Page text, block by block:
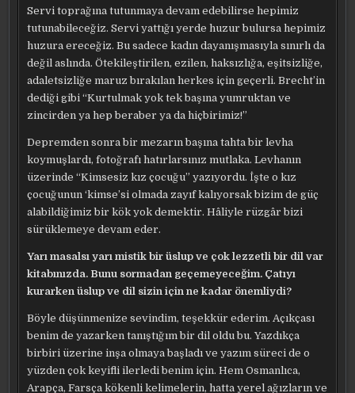
Servi toprağına tutunmaya devam edebilirse hepimiz
tutunabileceğiz. Servi yattığı yerde huzur bulursa hepimiz
huzura ereceğiz. Bu sadece kadın dayanışmasıyla sınırlı da
değil aslında. Ötekileştirilen, ezilen, haksızlığa, eşitsizliğe,
adaletsizliğe maruz bırakılan herkes için geçerli. Brecht’in
dediği gibi “Kurtulmak yok tek başına yumruktan ve
zincirden ya hep beraber ya da hiçbirimiz!”
Depremden sonra bir mezarın başına tahta bir levha
koymuşlardı, fotoğrafı hatırlarsınız mutlaka. Levhanın
üzerinde “Kimsesiz kız çocuğu” yazıyordu. İşte o kız
çocuğunun ‘kimse’si olmada zayıf kalıyorsak bizim de güç
alabildiğimiz bir kök yok demektir. Hâliyle rüzgâr bizi
sürüklemeye devam eder.
Yarı masalsı yarı mistik bir üslup ve çok lezzetli bir dil var
kitabınızda. Bunu sormadan geçemeyeceğim. Çatıyı
kurarken üslup ve dil sizin için ne kadar önemliydi?
Böyle düşünmenize sevindim, teşekkür ederim. Açıkçası
benim de yazarken tanıştığım bir dil oldu bu. Yazdıkça
birbiri üzerine inşa olmaya başladı ve yazım süreci de o
yüzden çok keyifli ilerledi benim için. Hem Osmanlıca,
Arapça, Farsça kökenli kelimelerin, hatta yerel ağızların ve